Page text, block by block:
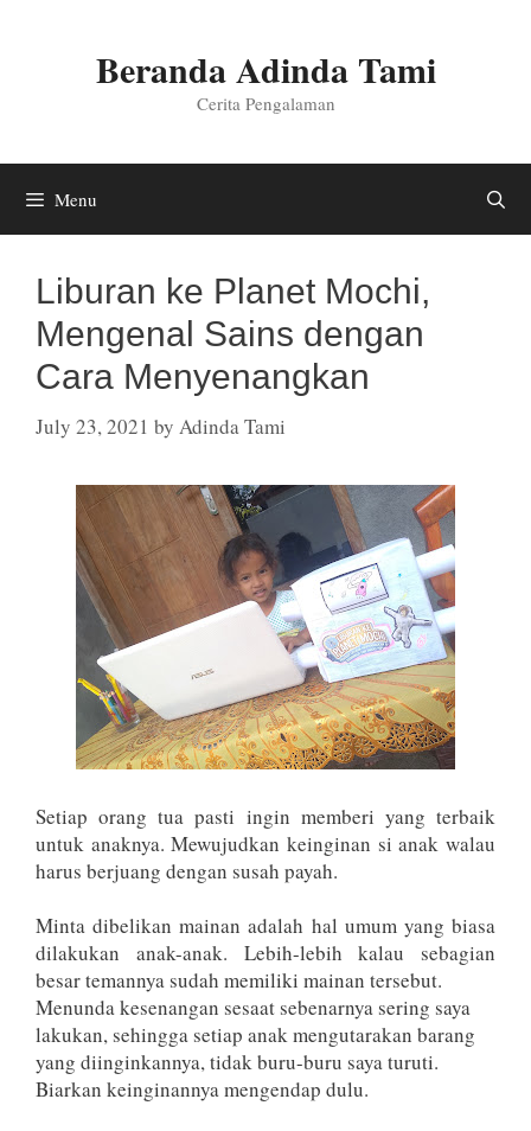
Beranda Adinda Tami
Cerita Pengalaman
Menu
Liburan ke Planet Mochi,
Mengenal Sains dengan
Cara Menyenangkan
July 23, 2021 by Adinda Tami
Setiap orang tua pasti ingin memberi yang terbaik
untuk anaknya. Mewujudkan keinginan si anak walau
harus berjuang dengan susah payah.
Minta dibelikan mainan adalah hal umum yang biasa
dilakukan anak-anak. Lebih-lebih kalau sebagian
besar temannya sudah memiliki mainan tersebut.
Menunda kesenangan sesaat sebenarnya sering saya
lakukan, sehingga setiap anak mengutarakan barang
yang diinginkannya, tidak buru-buru saya turuti.
Biarkan keinginannya mengendap dulu.